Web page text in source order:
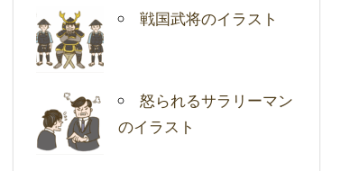
戦国武将のイラスト
怒られるサラリーマン
のイラスト